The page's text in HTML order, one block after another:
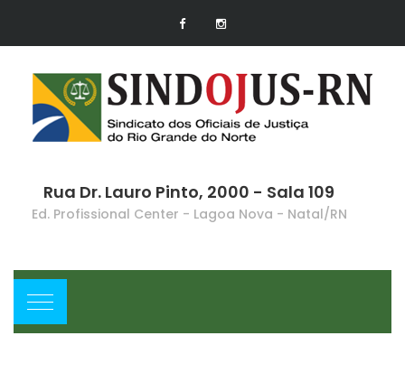
Rua Dr. Lauro Pinto, 2000 - Sala 109
Ed. Profissional Center - Lagoa Nova - Natal/RN